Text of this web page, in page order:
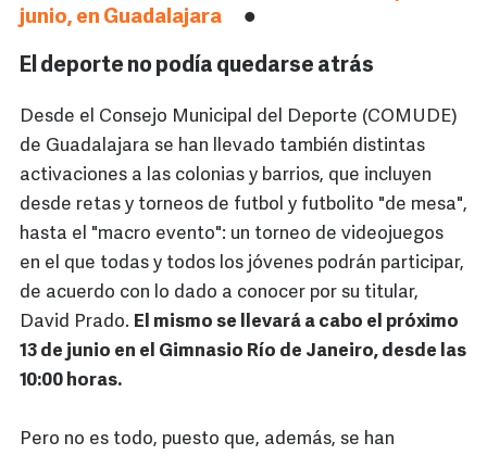
junio, en Guadalajara
El deporte no podía quedarse atrás
Desde el Consejo Municipal del Deporte (COMUDE)
de Guadalajara se han llevado también distintas
activaciones a las colonias y barrios, que incluyen
desde retas y torneos de futbol y futbolito "de mesa",
hasta el "macro evento": un torneo de videojuegos
en el que todas y todos los jóvenes podrán participar,
de acuerdo con lo dado a conocer por su titular,
David Prado. El mismo se llevará a cabo el próximo
13 de junio en el Gimnasio Río de Janeiro, desde las
10:00 horas.
Pero no es todo, puesto que, además, se han